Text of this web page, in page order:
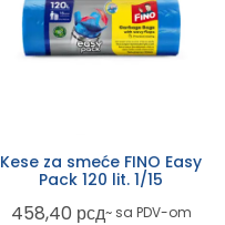
Kese za smeće FINO Easy
Pack 120 lit. 1/15
458,40 рсд~ sa PDV-om